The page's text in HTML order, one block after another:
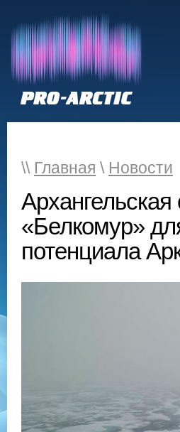
\\ Главная \ Новости
«Белкомур»
потенциала